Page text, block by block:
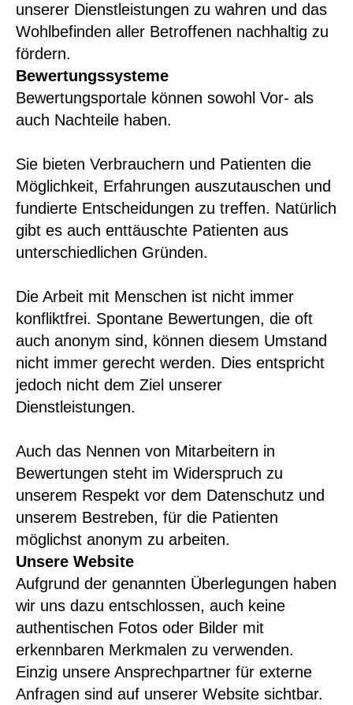
unserer Dienstleistungen zu wahren und das
Wohlbefinden aller Betroffenen nachhaltig zu
fördern.
Bewertungssysteme
Bewertungsportale können sowohl Vor- als
auch Nachteile haben.
Sie bieten Verbrauchern und Patienten die
Möglichkeit, Erfahrungen auszutauschen und
fundierte Entscheidungen zu treffen. Natürlich
gibt es auch enttäuschte Patienten aus
unterschiedlichen Gründen.
Die Arbeit mit Menschen ist nicht immer
konfliktfrei. Spontane Bewertungen, die oft
auch anonym sind, können diesem Umstand
nicht immer gerecht werden. Dies entspricht
jedoch nicht dem Ziel unserer
Dienstleistungen.
Auch das Nennen von Mitarbeitern in
Bewertungen steht im Widerspruch zu
unserem Respekt vor dem Datenschutz und
unserem Bestreben, für die Patienten
möglichst anonym zu arbeiten.
Unsere Website
Aufgrund der genannten Überlegungen haben
wir uns dazu entschlossen, auch keine
authentischen Fotos oder Bilder mit
erkennbaren Merkmalen zu verwenden.
Einzig unsere Ansprechpartner für externe
Anfragen sind auf unserer Website sichtbar.